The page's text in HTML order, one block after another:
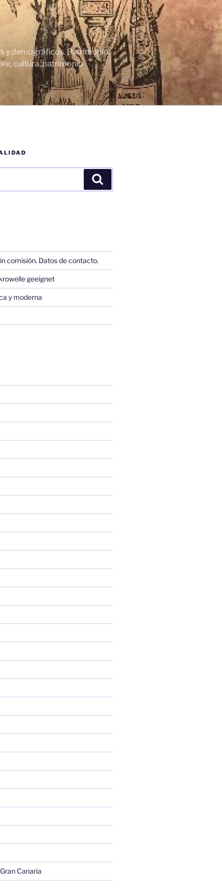
y demográficos. Patrimonio
cultura, patrimonio
comisión. Datos de contacto.
geeignet
y moderna
Canaria